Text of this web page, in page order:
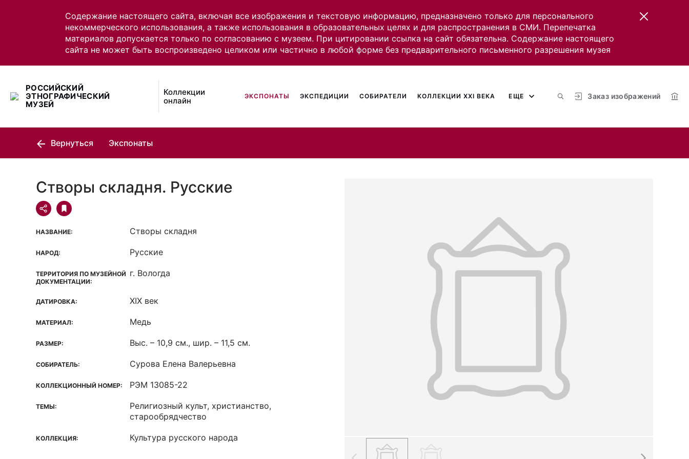
Содержание настоящего сайта, включая все изображения и текстовую информацию, предназначено только для персонального
некоммерческого использования, а также использования в образовательных целях и для распространения в СМИ. Перепечатка
материалов допускается только по согласованию с музеем. При цитировании ссылка на сайт обязательна. Содержание настоящего
сайта не может быть воспроизведено целиком или частично в любой форме без предварительного письменного разрешения музея
РОССИЙСКИЙ
ЭТНОГРАФИЧЕСКИЙ
МУЗЕЙ
Коллекции
онлайн
Заказ изображений
ЭКСПОНАТЫ ЭКСПЕДИЦИИ СОБИРАТЕЛИ КОЛЛЕКЦИИ XXI ВЕКА ЕЩЕ
Вернуться Экспонаты
Створы складня. Русские
НАЗВАНИЕ: Створы складня
НАРОД: Русские
ТЕРРИТОРИЯ ПО МУЗЕЙНОЙ
ДОКУМЕНТАЦИИ:
г. Вологда
ДАТИРОВКА: ХIХ век
МАТЕРИАЛ: Медь
РАЗМЕР: Выс. – 10,9 см., шир. – 11,5 см.
СОБИРАТЕЛЬ: Сурова Елена Валерьевна
КОЛЛЕКЦИОННЫЙ НОМЕР: РЭМ 13085-22
ТЕМЫ:
Религиозный культ, христианство,
старообрядчество
КОЛЛЕКЦИЯ: Культура русского народа